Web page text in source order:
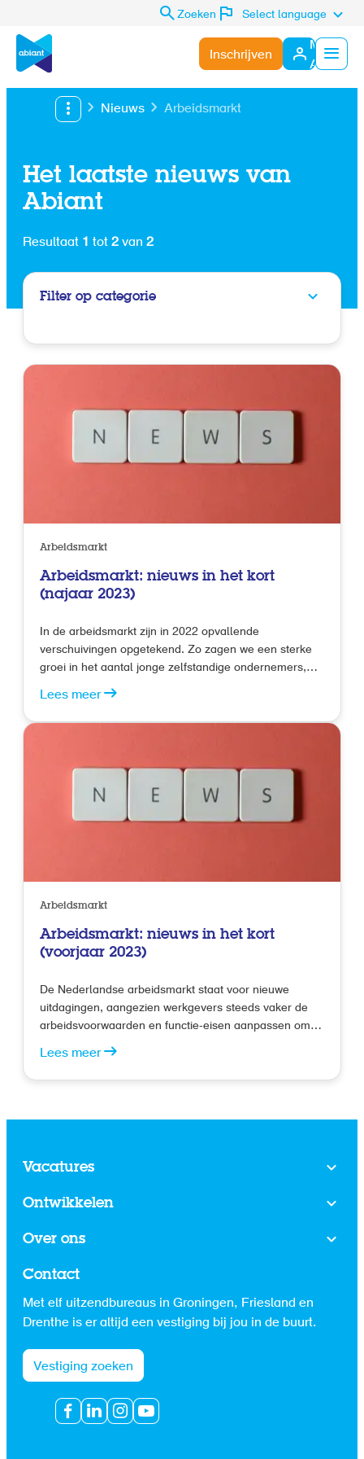
Zoeken Select language
Inschrijven
Mijn
Abiant
Nieuws Arbeidsmarkt
Het laatste nieuws van
Abiant
Resultaat 1 tot 2 van 2
Filter op categorie
Arbeidsmarkt
Arbeidsmarkt: nieuws in het kort
(najaar 2023)
In de arbeidsmarkt zijn in 2022 opvallende
verschuivingen opgetekend. Zo zagen we een sterke
groei in het aantal jonge zelfstandige ondernemers,
terwijl het eerste kwartaal van 2023 juist een
2022 recordaantallen vacatures, met name in
lager uit dan het jaar ervoor. Deze ontwikkelingen
werpen een interessant licht op de huidige stand van
Lees meer
Arbeidsmarkt
Arbeidsmarkt: nieuws in het kort
(voorjaar 2023)
De Nederlandse arbeidsmarkt staat voor nieuwe
uitdagingen, aangezien werkgevers steeds vaker de
arbeidsvoorwaarden en functie-eisen aanpassen om te
voldoen aan de groeiende moeilijkheid om vacatures
onderzoek door het UWV, waaruit blijkt dat bijna 60%
functie-eisen. Deze aanpassingen weerspiegelen de
Lees meer
Vacatures
Ontwikkelen
Over ons
Contact
Met elf uitzendbureaus in Groningen, Friesland en
Drenthe is er altijd een vestiging bij jou in de buurt.
Vestiging zoeken